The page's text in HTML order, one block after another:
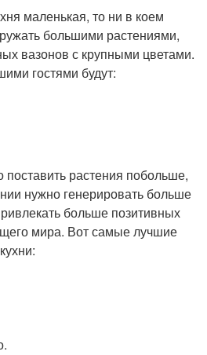
маленькая, то ни в коем
большими растениями,
вазонов с крупными цветами.
гостями будут:
растения побольше,
нужно генерировать больше
больше позитивных
мира. Вот самые лучшие